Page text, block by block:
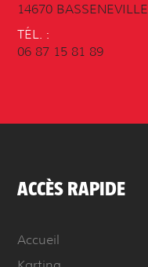
14670 BASSENEVILLE
TÉL. :
06 87 15 81 89
ACCÈS RAPIDE
Accueil